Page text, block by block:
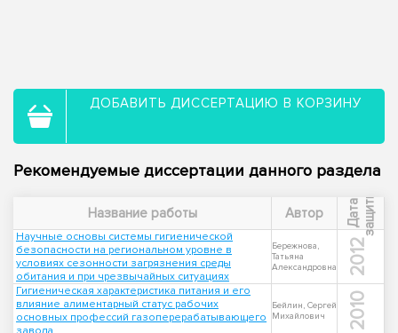
ДОБАВИТЬ ДИССЕРТАЦИЮ В КОРЗИНУ
Рекомендуемые диссертации данного раздела
Название работы Автор Д
а
т
а
з
а
щ
и
т ы
Научные основы системы гигиенической
безопасности на региональном уровне в
условиях сезонности загрязнения среды
обитания и при чрезвычайных ситуациях
Бережнова,
Татьяна
Александровна
2012
Гигиеническая характеристика питания и его
влияние алиментарный статус рабочих
основных профессий газоперерабатывающего
Бейлин, Сергей
Михайлович
2010